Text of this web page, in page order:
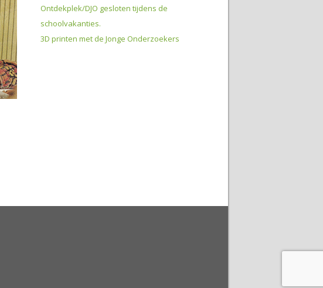
Ontdekplek/DJO gesloten tijdens de
schoolvakanties.
3D printen met de Jonge Onderzoekers